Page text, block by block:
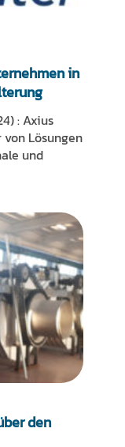
in
: Axius
Lösungen
und
den